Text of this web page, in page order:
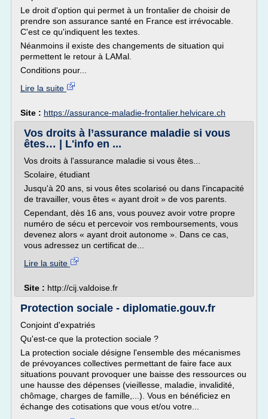
Le droit d'option qui permet à un frontalier de choisir de
prendre son assurance santé en France est irrévocable.
C'est ce qu'indiquent les textes.
Néanmoins il existe des changements de situation qui
permettent le retour à LAMal.
Conditions pour...
Lire la suite
Site : https://assurance-maladie-frontalier.helvicare.ch
Vos droits à l’assurance maladie si vous
êtes… | L'info en ...
Vos droits à l'assurance maladie si vous êtes...
Scolaire, étudiant
Jusqu'à 20 ans, si vous êtes scolarisé ou dans l'incapacité
de travailler, vous êtes « ayant droit » de vos parents.
Cependant, dès 16 ans, vous pouvez avoir votre propre
numéro de sécu et percevoir vos remboursements, vous
devenez alors « ayant droit autonome ». Dans ce cas,
vous adressez un certificat de...
Lire la suite
Site : http://cij.valdoise.fr
Protection sociale - diplomatie.gouv.fr
Conjoint d'expatriés
Qu'est-ce que la protection sociale ?
La protection sociale désigne l'ensemble des mécanismes
de prévoyances collectives permettant de faire face aux
situations pouvant provoquer une baisse des ressources ou
une hausse des dépenses (vieillesse, maladie, invalidité,
chômage, charges de famille,...). Vous en bénéficiez en
échange des cotisations que vous et/ou votre...